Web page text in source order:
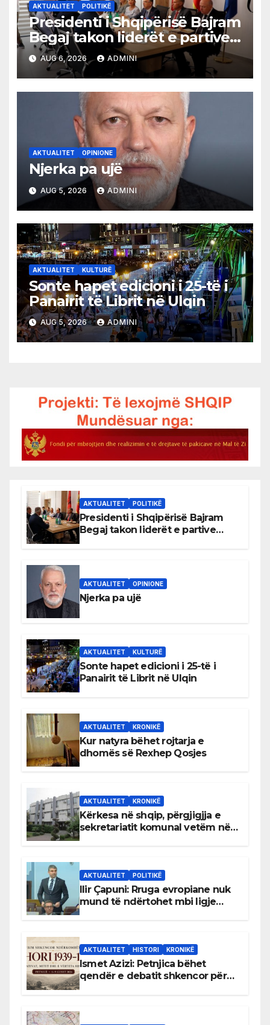
AKTUALITET POLITIKË
Presidenti i Shqipërisë Bajram
Begaj takon liderët e partive
shqiptare në Ulqin
AUG 6, 2026 ADMINI
AKTUALITET OPINIONE
Njerka pa ujë
AUG 5, 2026 ADMINI
AKTUALITET KULTURË
Sonte hapet edicioni i 25-të i
Panairit të Librit në Ulqin
AUG 5, 2026 ADMINI
AKTUALITET POLITIKË
Presidenti i Shqipërisë Bajram
Begaj takon liderët e partive
AKTUALITET OPINIONE
Njerka pa ujë
AKTUALITET KULTURË
Sonte hapet edicioni i 25-të i
Panairit të Librit në Ulqin
AKTUALITET KRONIKË
Kur natyra bëhet rojtarja e
dhomës së Rexhep Qosjes
AKTUALITET KRONIKË
Kërkesa në shqip, përgjigjja e
sekretariatit komunal vetëm në
AKTUALITET POLITIKË
Ilir Çapuni: Rruga evropiane nuk
mund të ndërtohet mbi ligje
AKTUALITET HISTORI KRONIKË
Ismet Azizi: Petnjica bëhet
qendër e debatit shkencor për